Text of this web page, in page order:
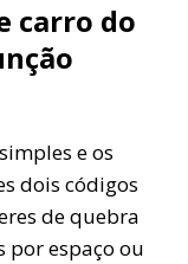
carro do
e os
dois códigos
de quebra
por espaço ou